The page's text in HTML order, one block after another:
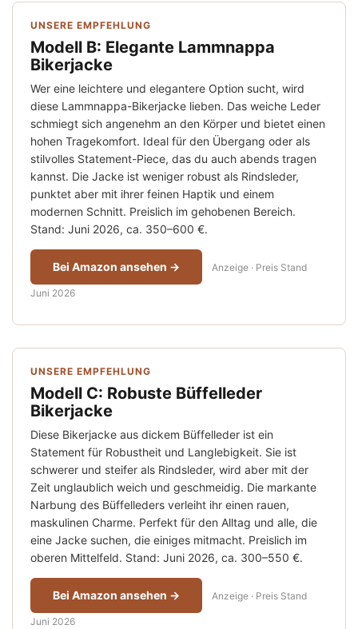
UNSERE EMPFEHLUNG
Modell B: Elegante Lammnappa
Bikerjacke
Wer eine leichtere und elegantere Option sucht, wird
diese Lammnappa-Bikerjacke lieben. Das weiche Leder
schmiegt sich angenehm an den Körper und bietet einen
hohen Tragekomfort. Ideal für den Übergang oder als
stilvolles Statement-Piece, das du auch abends tragen
kannst. Die Jacke ist weniger robust als Rindsleder,
punktet aber mit ihrer feinen Haptik und einem
modernen Schnitt. Preislich im gehobenen Bereich.
Stand: Juni 2026, ca. 350–600 €.
Bei Amazon ansehen → Anzeige · Preis Stand
Juni 2026
UNSERE EMPFEHLUNG
Modell C: Robuste Büffelleder
Bikerjacke
Diese Bikerjacke aus dickem Büffelleder ist ein
Statement für Robustheit und Langlebigkeit. Sie ist
schwerer und steifer als Rindsleder, wird aber mit der
Zeit unglaublich weich und geschmeidig. Die markante
Narbung des Büffelleders verleiht ihr einen rauen,
maskulinen Charme. Perfekt für den Alltag und alle, die
eine Jacke suchen, die einiges mitmacht. Preislich im
oberen Mittelfeld. Stand: Juni 2026, ca. 300–550 €.
Bei Amazon ansehen → Anzeige · Preis Stand
Juni 2026